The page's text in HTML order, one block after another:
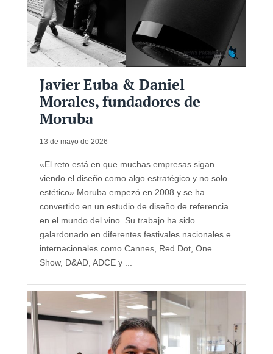
Javier Euba & Daniel
Morales, fundadores de
Moruba
13 de mayo de 2026
«El reto está en que muchas empresas sigan
viendo el diseño como algo estratégico y no solo
estético» Moruba empezó en 2008 y se ha
convertido en un estudio de diseño de referencia
en el mundo del vino. Su trabajo ha sido
galardonado en diferentes festivales nacionales e
internacionales como Cannes, Red Dot, One
Show, D&AD, ADCE y ...